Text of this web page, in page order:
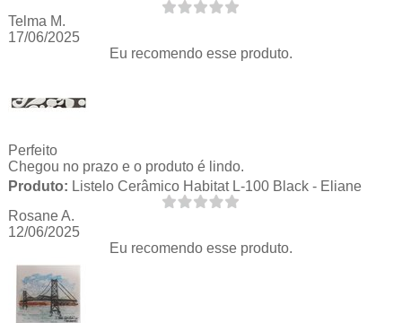
Telma M.
17/06/2025
Eu recomendo esse produto.
Perfeito
Chegou no prazo e o produto é lindo.
Produto: Listelo Cerâmico Habitat L-100 Black - Eliane
Rosane A.
12/06/2025
Eu recomendo esse produto.